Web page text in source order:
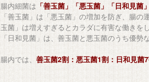
腸内細菌は 「善玉菌」「悪玉菌」「日和見菌」
「善玉菌」は「悪玉菌」の増加を防ぎ、腸
玉菌」は増えすぎるとカラダに有害な働きをし
「日和見菌」は、善玉菌と悪玉菌のうち優勢
腸内では、 善玉菌2割：悪玉菌1割：日和見菌